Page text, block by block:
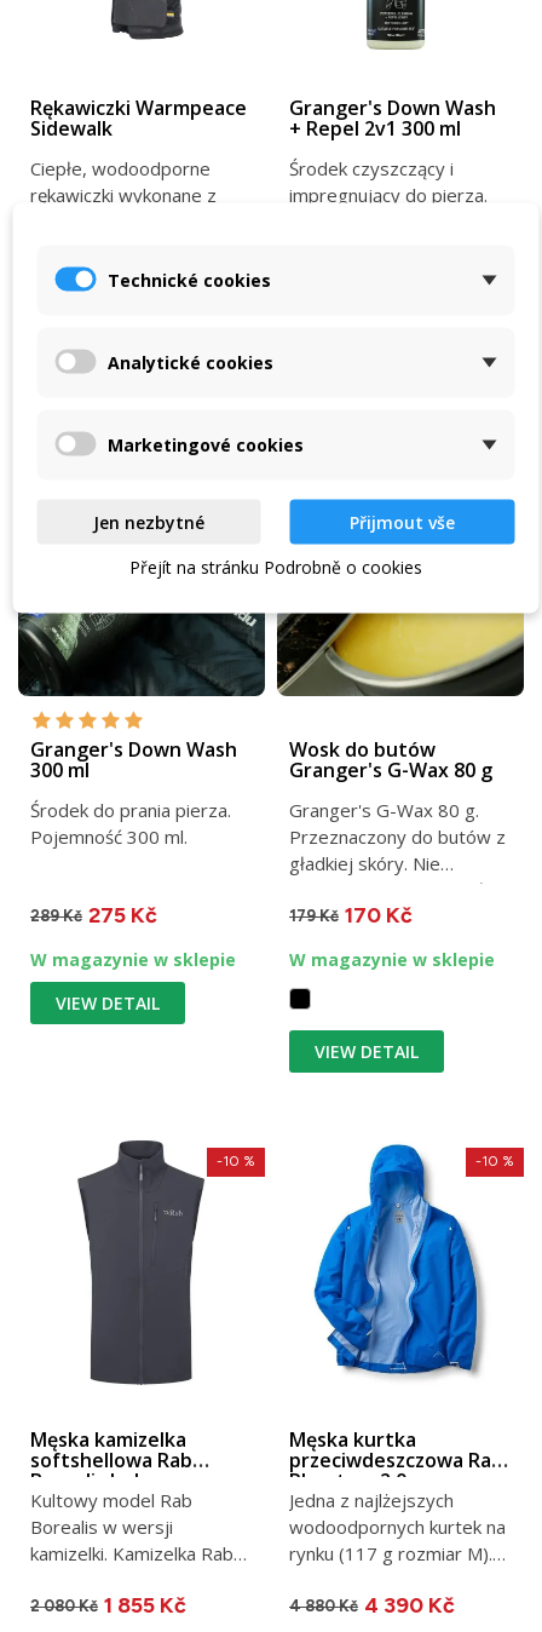
Rękawiczki Warmpeace
Sidewalk
Ciepłe, wodoodporne
rękawiczki wykonane z
antypoślizgową...
950 Kč 750 Kč
VIEW DETAIL
Granger's Down Wash
+ Repel 2v1 300 ml
Środek czyszczący i
impregnujący do pierza.
Granger's Down Wash
300 ml
Środek do prania pierza.
Pojemność 300 ml.
289 Kč 275 Kč
W magazynie w sklepie
VIEW DETAIL
Wosk do butów
Granger's G-Wax 80 g
Granger's G-Wax 80 g.
Przeznaczony do butów z
gładkiej skóry. Nie
ogranicza funkcjonalności...
179 Kč 170 Kč
W magazynie w sklepie
VIEW DETAIL
Męska kamizelka
softshellowa Rab
Borealis beluga
Kultowy model Rab
Borealis w wersji
kamizelki. Kamizelka Rab
kurtka o tej...
2 080 Kč
-10 %
1 855 Kč
Męska kurtka
przeciwdeszczowa Rab
Phantom 2.0
Jedna z najlżejszych
wodoodpornych kurtek na
rynku (117 g rozmiar M).
4 880 Kč
-10 %
4 390 Kč
Technické cookies
Analytické cookies
Marketingové cookies
Jen nezbytné
Přijmout vše
Přejít na stránku Podrobně o cookies